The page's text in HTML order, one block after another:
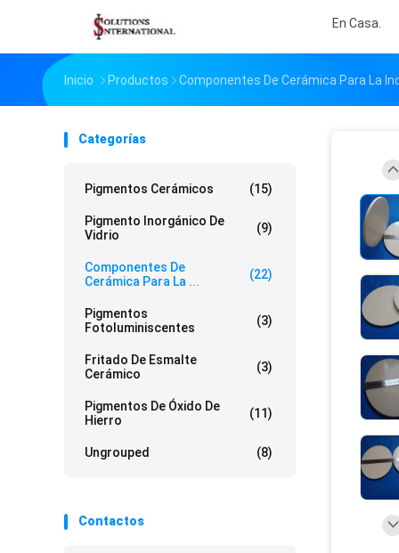
En Casa.
Inicio Productos Componentes De Cerámica Para La
Categorías
Pigmentos Cerámicos (15)
Pigmento Inorgánico De
Vidrio
(9)
Componentes De
Cerámica Para La ...
(22)
Pigmentos
Fotoluminiscentes
(3)
Fritado De Esmalte
Cerámico
(3)
Pigmentos De Óxido De
Hierro
(11)
Ungrouped (8)
Contactos